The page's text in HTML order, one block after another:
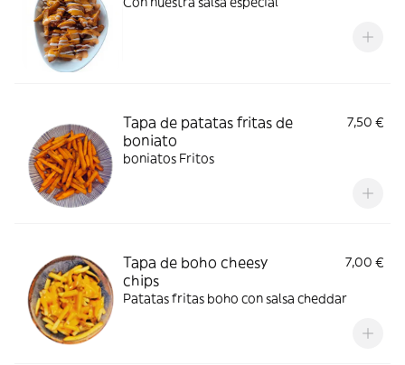
Tapa de patatas fritas de
boniato
7,50 €
boniatos Fritos
Tapa de boho cheesy
chips
7,00 €
Patatas fritas boho con salsa cheddar